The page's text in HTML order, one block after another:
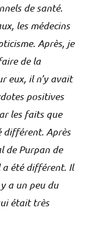
de santé.
les médecins
Après, je
de la
eux, il n’y avait
positives
les faits que
différent. Après
de Purpan de
a été différent. Il
a un peu du
était très